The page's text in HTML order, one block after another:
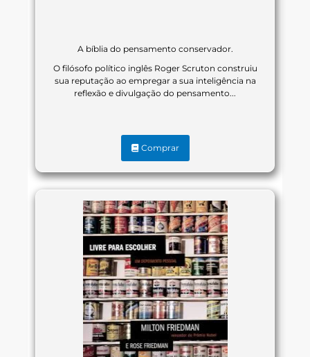
A bíblia do pensamento conservador.
O filósofo político inglês Roger Scruton construiu
sua reputação ao empregar a sua inteligência na
reflexão e divulgação do pensamento...
Comprar